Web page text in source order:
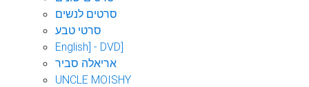
סרטים לנשים
סרטי טבע
English] - DVD]
אריאלה סביר
UNCLE MOISHY